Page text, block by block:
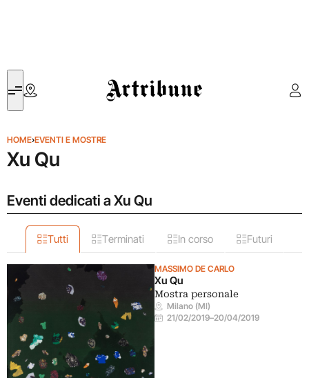
Artribune
HOME›EVENTI E MOSTRE
Xu Qu
Eventi dedicati a Xu Qu
Tutti Terminati In corso Futuri
MASSIMO DE CARLO
Xu Qu
Mostra personale
Milano (MI)
21/02/2019–20/04/2019